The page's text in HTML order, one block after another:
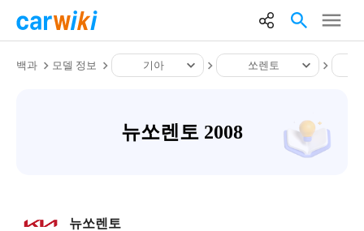
백과 모델 정보 기아 쏘렌토
뉴쏘렌토 2008
뉴쏘렌토